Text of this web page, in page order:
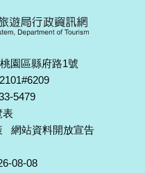
園區縣府路1號
5479
表
網站資料開放宣告
08-08